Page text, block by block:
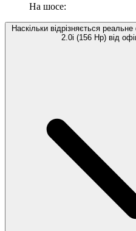
На шосе:
Наскільки відрізняється
2.0i (156 Hp) від